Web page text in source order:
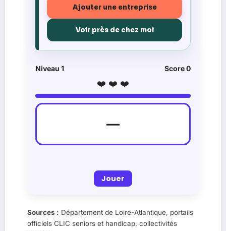
Ajouter une entreprise
Voir près de chez moi
Niveau 1 Score0
❤️ ❤️ ❤️
—
Jouer
Sources : Département de Loire-Atlantique, portails
officiels CLIC seniors et handicap, collectivités